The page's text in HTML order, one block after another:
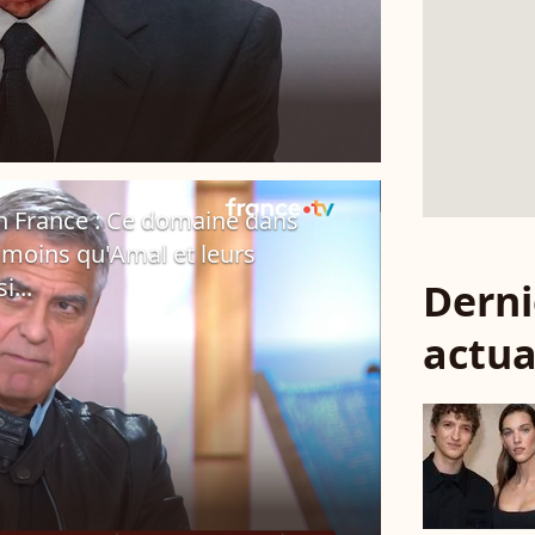
: Ce domaine dans
qu'Amal et leurs